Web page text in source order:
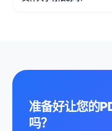
准备好让您的
吗？